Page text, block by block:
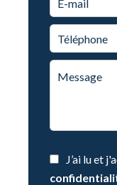
J’ai lu et